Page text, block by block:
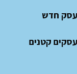
חדש
קטנים